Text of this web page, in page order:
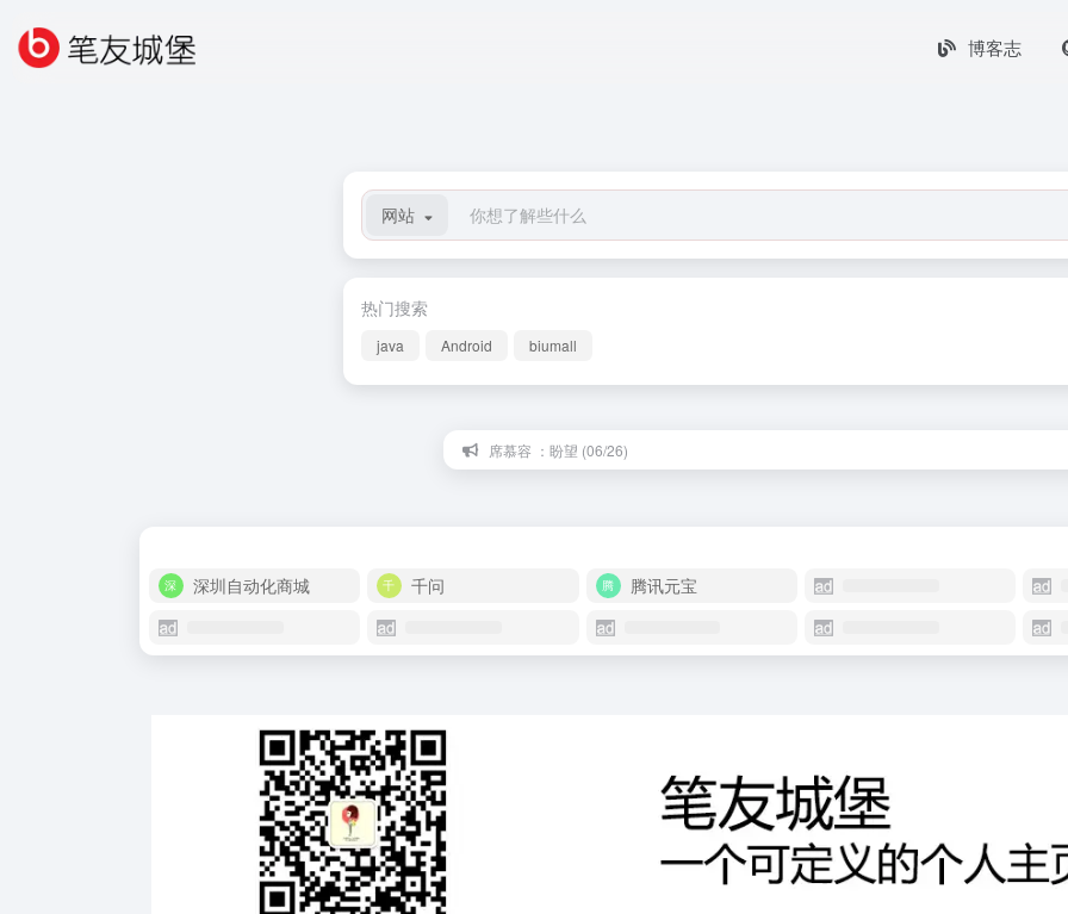
博客志
网站
热门搜索
java Android biumall
席慕容 ：盼望 (06/26)
深圳自动化商城 千问 腾讯元宝